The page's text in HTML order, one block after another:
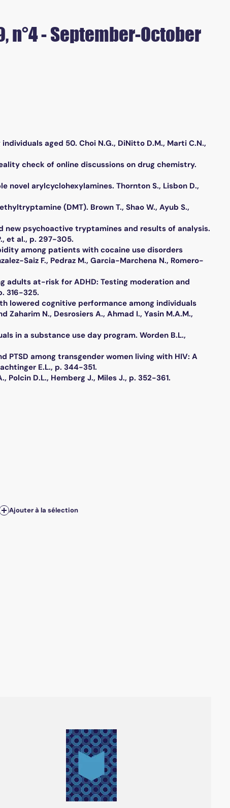
n°4 - September-October
aged 50. Choi N.G., DiNitto D.M., Marti C.N.,
check of online discussions on drug chemistry.
arylcyclohexylamines. Thornton S., Lisbon D.,
(DMT). Brown T., Shao W., Ayub S.,
psychoactive tryptamines and results of analysis.
et al., p. 297-305.
among patients with cocaine use disorders
Saiz F., Pedraz M., Garcia-Marchena N., Romero-
adults at-risk for ADHD: Testing moderation and
316-325.
lowered cognitive performance among individuals
N., Desrosiers A., Ahmad I., Yasin M.A.M.,
in a substance use day program. Worden B.L.,
among transgender women living with HIV: A
E.L., p. 344-351.
D.L., Hemberg J., Miles J., p. 352-361.
Ajouter à la sélection